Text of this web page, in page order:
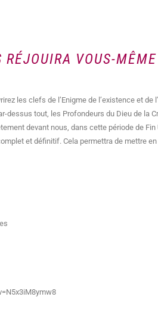
RÉJOUIRA VOUS-
les clefs de l’Enigme de l’existence et
dessus tout, les Profondeurs du Dieu de la
devant nous, dans cette période de
et définitif. Cela permettra de mettre